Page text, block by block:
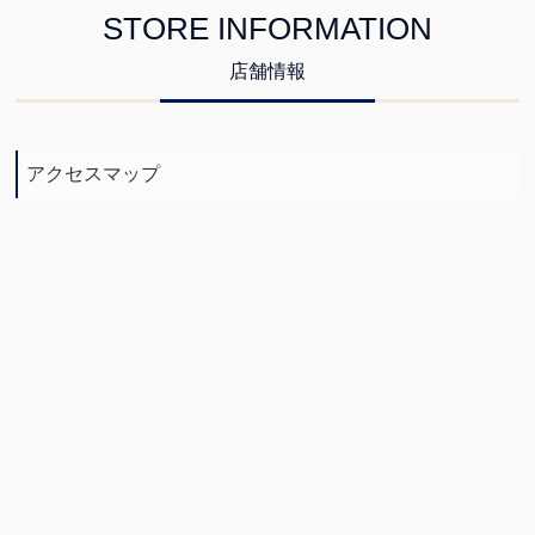
STORE INFORMATION
店舗情報
アクセスマップ